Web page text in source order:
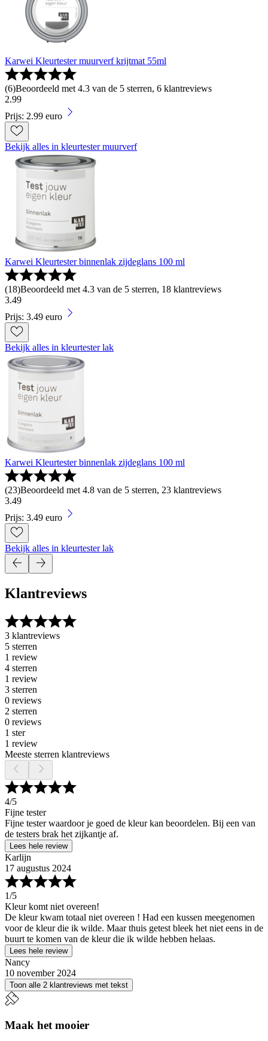
Karwei Kleurtester muurverf krijtmat 55ml
(6)Beoordeeld met 4.3 van de 5 sterren, 6 klantreviews
2.99
Prijs: 2.99 euro
Bekijk alles in kleurtester muurverf
Karwei Kleurtester binnenlak zijdeglans 100 ml
(18)Beoordeeld met 4.3 van de 5 sterren, 18 klantreviews
3.49
Prijs: 3.49 euro
Bekijk alles in kleurtester lak
Karwei Kleurtester binnenlak zijdeglans 100 ml
(23)Beoordeeld met 4.8 van de 5 sterren, 23 klantreviews
3.49
Prijs: 3.49 euro
Bekijk alles in kleurtester lak
Klantreviews
3 klantreviews
5 sterren
1 review
4 sterren
1 review
3 sterren
0 reviews
2 sterren
0 reviews
1 ster
1 review
Meeste sterren klantreviews
4/5
Fijne tester
Fijne tester waardoor je goed de kleur kan beoordelen. Bij een van
de testers brak het zijkantje af.
Lees hele review
Karlijn
17 augustus 2024
1/5
Kleur komt niet overeen!
De kleur kwam totaal niet overeen ! Had een kussen meegenomen
voor de kleur die ik wilde. Maar thuis getest bleek het niet eens in de
buurt te komen van de kleur die ik wilde hebben helaas.
Lees hele review
Nancy
10 november 2024
Toon alle 2 klantreviews met tekst
Maak het mooier